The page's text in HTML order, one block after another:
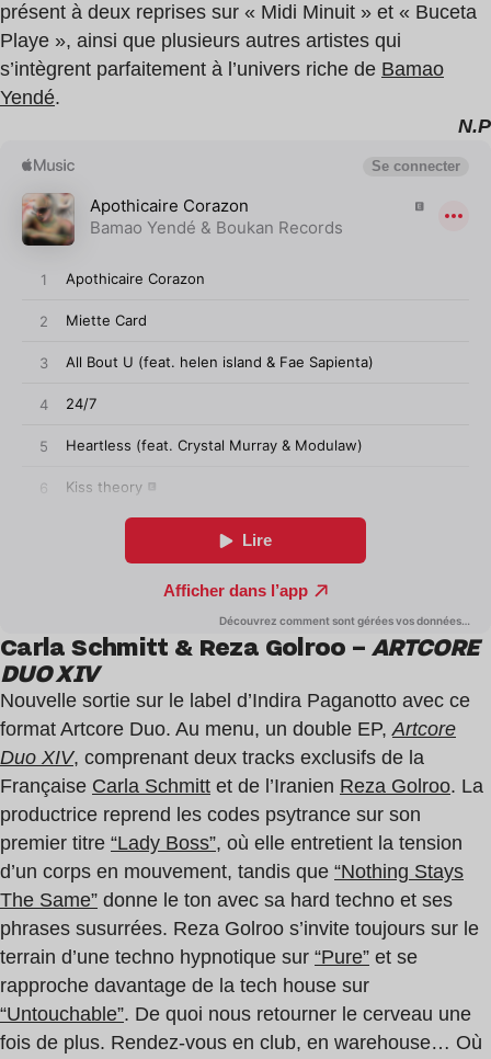
présent à deux reprises sur « Midi Minuit » et « Buceta
Playe », ainsi que plusieurs autres artistes qui
s’intègrent parfaitement à l’univers riche de Bamao
Yendé.
N.P
Carla Schmitt & Reza Golroo –ARTCORE
DUO XIV
Nouvelle sortie sur le label d’Indira Paganotto avec ce
format Artcore Duo. Au menu, un double EP,Artcore
Duo XIV, comprenant deux tracks exclusifs de la
Française Carla Schmitt et de l’Iranien Reza Golroo. La
productrice reprend les codes psytrance sur son
premier titre “Lady Boss”, où elle entretient la tension
d’un corps en mouvement, tandis que “Nothing Stays
The Same” donne le ton avec sa hard techno et ses
phrases susurrées. Reza Golroo s’invite toujours sur le
terrain d’une techno hypnotique sur “Pure” et se
rapproche davantage de la tech house sur
“Untouchable”. De quoi nous retourner le cerveau une
fois de plus. Rendez-vous en club, en warehouse… Où